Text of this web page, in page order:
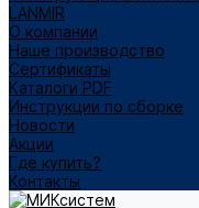
LANMIR
О компании
Наше производство
Сертификаты
Каталоги PDF
Инструкции по сборке
Новости
Акции
Где купить?
Контакты